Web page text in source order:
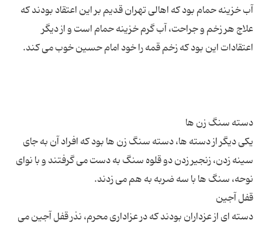
آب خزینه حمام بود كه اهالی تهران قدیم بر این اعتقاد بودند كه
علاج هر زخم و جراحت، آب گرم خزینه حمام است و از دیگر
یكی دیگر از دسته ها، دسته سنگ زن ها بود كه افراد آن به جای
سینه زدن، زنجیر زدن دو قلوه سنگ به دست می گرفتند و با نوای
دسته ای از عزداران بودند كه در عزاداری محرم، نذر قفل آجین می